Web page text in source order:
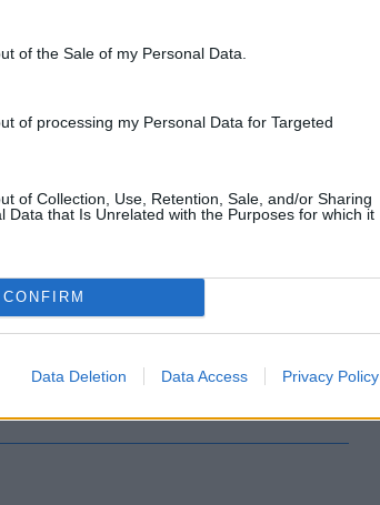
of the Sale of my Personal Data.
of processing my Personal Data for Targeted
of Collection, Use, Retention, Sale, and/or Sharing
Data that Is Unrelated with the Purposes for which it
CONFIRM
Data Deletion Data Access Privacy Policy